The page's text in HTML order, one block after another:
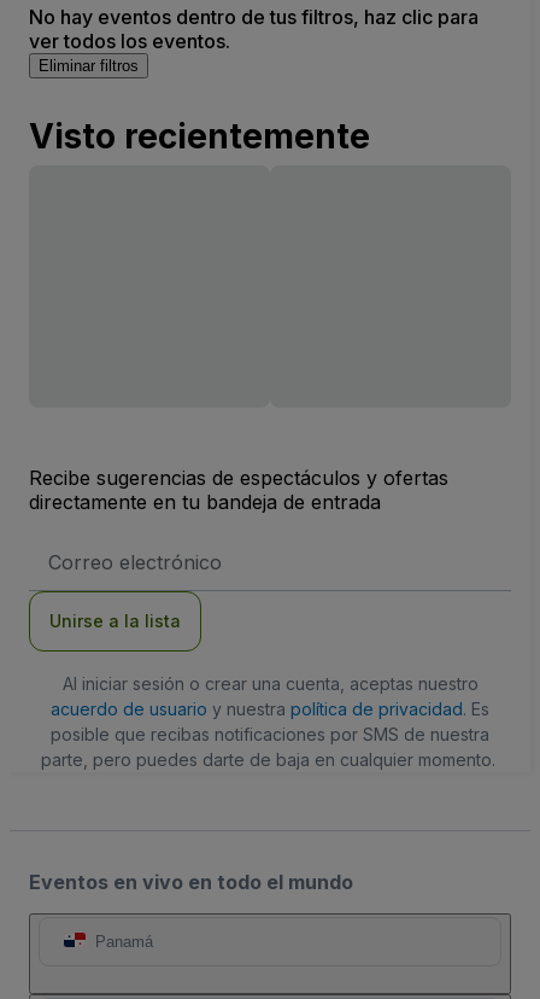
No hay eventos dentro de tus filtros, haz clic para
ver todos los eventos.
Eliminar filtros
Visto recientemente
Recibe sugerencias de espectáculos y ofertas
directamente en tu bandeja de entrada
de
Unirse a la lista
Al iniciar sesión o crear una cuenta, aceptas nuestro
acuerdo de usuario y nuestra política de privacidad. Es
posible que recibas notificaciones por SMS de nuestra
parte, pero puedes darte de baja en cualquier momento.
Eventos en vivo en todo el mundo
Panamá